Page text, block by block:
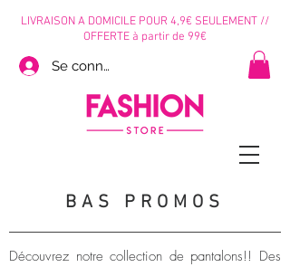
LIVRAISON A DOMICILE POUR 4,9€ SEULEMENT //
OFFERTE à partir de 99€
Se connecter
BAS PROMOS
Découvrez notre collection de pantalons!! Des